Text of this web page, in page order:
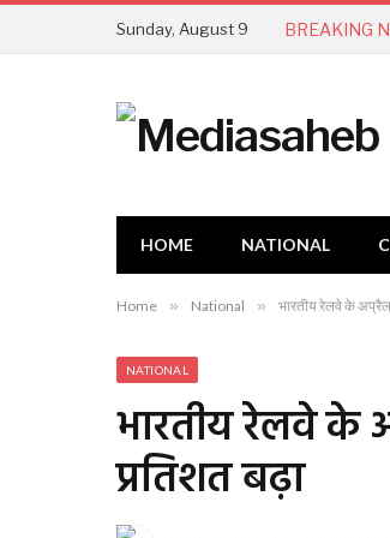
Sunday, August 9 BREAKING
HOME NATIONAL
Home » National » भारतीय रेलवे के
NATIONAL
भारतीय रेलवे के
प्रतिशत बढ़ा